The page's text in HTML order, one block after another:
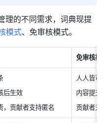
理的不同需求，词典现提
模式、免审核模式。
免审核模
后生效
，贡献者支持匿名
人人皆可
内容提交
贡献者对